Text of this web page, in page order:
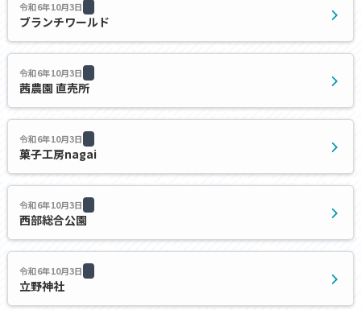
令和6年10月3日
ブランチワールド
令和6年10月3日
茜農園 直売所
令和6年10月3日
菓子工房nagai
令和6年10月3日
西部総合公園
令和6年10月3日
立野神社